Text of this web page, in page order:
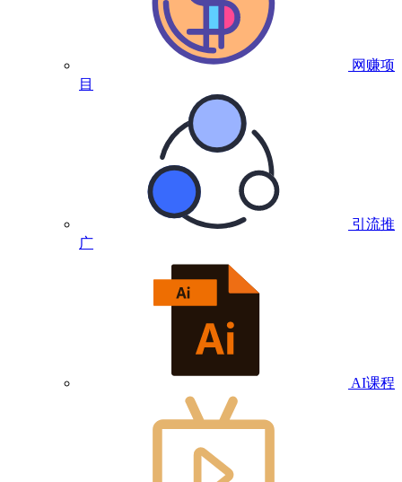
网赚项
目
引流推
广
AI课程